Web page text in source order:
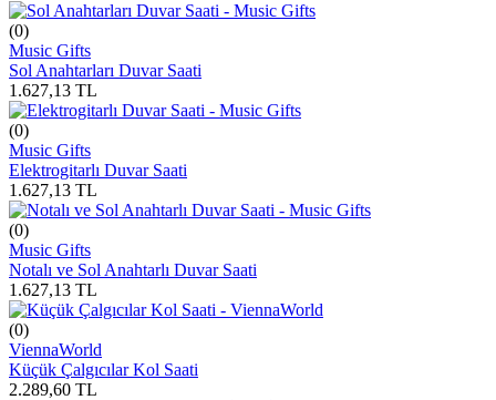
(0)
Music Gifts
Sol Anahtarları Duvar Saati
1.627,13 TL
(0)
Music Gifts
Elektrogitarlı Duvar Saati
1.627,13 TL
(0)
Music Gifts
Notalı ve Sol Anahtarlı Duvar Saati
1.627,13 TL
(0)
ViennaWorld
Küçük Çalgıcılar Kol Saati
2.289,60 TL